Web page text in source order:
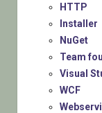
HTTP
Installer
NuGet
Team
Visual
WCF